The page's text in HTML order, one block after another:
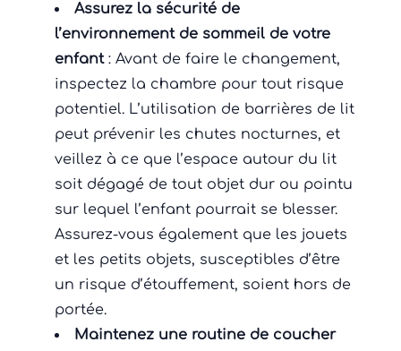
Assurez la sécurité de
l’environnement de sommeil de votre
enfant : Avant de faire le changement,
inspectez la chambre pour tout risque
potentiel. L’utilisation de barrières de lit
peut prévenir les chutes nocturnes, et
veillez à ce que l’espace autour du lit
soit dégagé de tout objet dur ou pointu
sur lequel l’enfant pourrait se blesser.
Assurez-vous également que les jouets
et les petits objets, susceptibles d’être
un risque d’étouffement, soient hors de
portée.
Maintenez une routine de coucher